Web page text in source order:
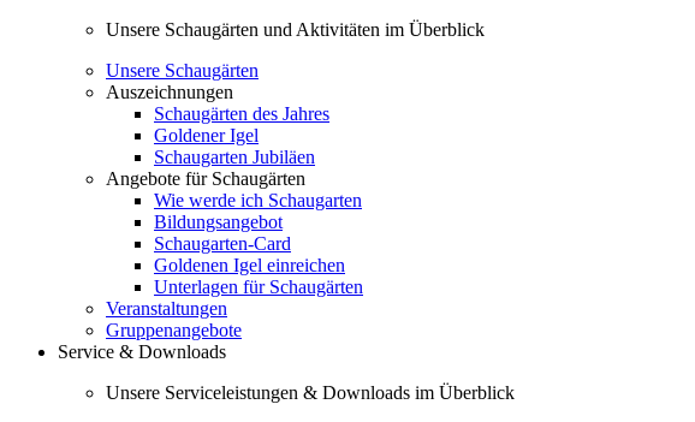
Unsere Schaugärten und Aktivitäten im Überblick
Unsere Schaugärten
Auszeichnungen
Schaugärten des Jahres
Goldener Igel
Schaugarten Jubiläen
Angebote für Schaugärten
Wie werde ich Schaugarten
Bildungsangebot
Schaugarten-Card
Goldenen Igel einreichen
Unterlagen für Schaugärten
Veranstaltungen
Gruppenangebote
Service & Downloads
Unsere Serviceleistungen & Downloads im Überblick